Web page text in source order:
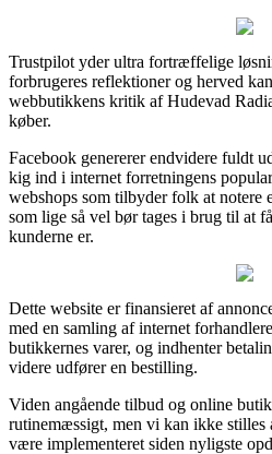
Trustpilot yder ultra fortræffelige
forbrugeres reflektioner og herved
webbutikkens kritik af Hudevad
køber.
Facebook genererer endvidere fuldt
kig ind i internet forretningens
webshops som tilbyder folk at notere
som lige så vel bør tages i brug til at
kunderne er.
Dette website er finansieret af
med en samling af internet
butikkernes varer, og indhenter
videre udfører en bestilling.
Viden angående tilbud og online
rutinemæssigt, men vi kan ikke stilles
være implementeret siden nyligste